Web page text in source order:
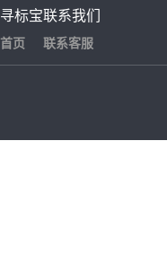
寻标宝
首页
联系我们
联系客服